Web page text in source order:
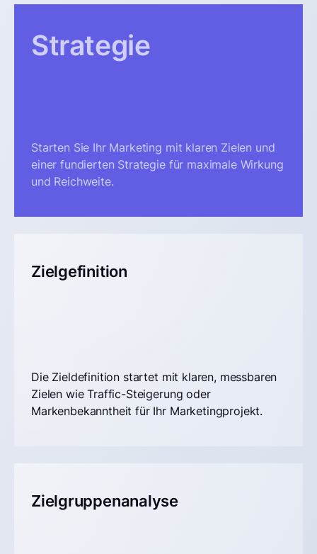
Strategie
Starten Sie Ihr Marketing mit klaren Zielen und
einer fundierten Strategie für maximale Wirkung
und Reichweite.
Zielgefinition
Die Zieldefinition startet mit klaren, messbaren
Zielen wie Traffic-Steigerung oder
Markenbekanntheit für Ihr Marketingprojekt.
Zielgruppenanalyse